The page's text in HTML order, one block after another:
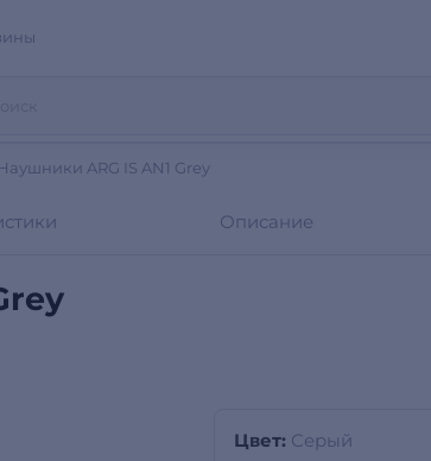
Наушники ARG IS AN1 Grey
Описание
Цвет: Серый